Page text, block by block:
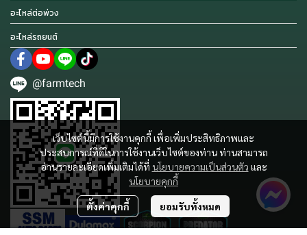
เว็บไซต์นี้มีการใช้งานคุกกี้ เพื่อเพิ่มประสิทธิภาพและ
ประสบการณ์ที่ดีในการใช้งานเว็บไซต์ของท่าน ท่านสามารถ
อ่านรายละเอียดเพิ่มเติมได้ที่ นโยบายความเป็นส่วนตัว และ
นโยบายคุกกี้
ตั้งค่าคุกกี้ ยอมรับทั้งหมด
อะไหล่ต่อพ่วง
อะไหล่รถยนต์
@farmtech